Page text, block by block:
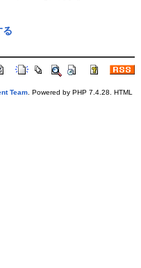
る
Team. Powered by PHP 7.4.28. HTML